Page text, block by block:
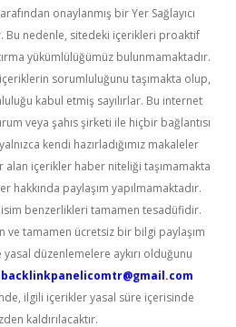
onaylanmış bir Yer Sağlayıcı
Bu nedenle, sitedeki içerikleri proaktif
yükümlülüğümüz bulunmamaktadır.
sorumluluğunu taşımakta olup,
kabul etmiş sayılırlar. Bu internet
veya şahıs şirketi ile hiçbir bağlantısı
kendi hazırladığımız makaleler
alan içerikler haber niteliği taşımamakta
hakkında paylaşım yapılmamaktadır.
benzerlikleri tamamen tesadüfidir.
ve tamamen ücretsiz bir bilgi paylaşım
düzenlemelere aykırı olduğunu
backlinkpanelicomtr@gmail.com
ilgili içerikler yasal süre içerisinde
kaldırılacaktır.